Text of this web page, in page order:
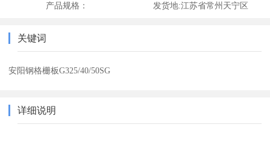
产品规格： 发货地:江苏省常州天宁区
关键词
安阳钢格栅板G325/40/50SG
详细说明